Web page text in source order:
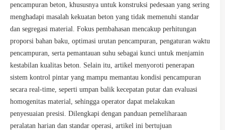
pencampuran beton, khususnya untuk konstruksi pedesaan yang sering
menghadapi masalah kekuatan beton yang tidak memenuhi standar
dan segregasi material. Fokus pembahasan mencakup perhitungan
proporsi bahan baku, optimasi urutan pencampuran, pengaturan waktu
pencampuran, serta pemantauan suhu sebagai kunci untuk menjamin
kestabilan kualitas beton. Selain itu, artikel menyoroti penerapan
sistem kontrol pintar yang mampu memantau kondisi pencampuran
secara real-time, seperti umpan balik kecepatan putar dan evaluasi
homogenitas material, sehingga operator dapat melakukan
penyesuaian presisi. Dilengkapi dengan panduan pemeliharaan
peralatan harian dan standar operasi, artikel ini bertujuan